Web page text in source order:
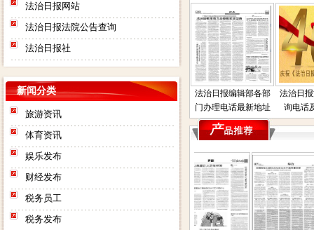
法治日报网站
法治日报法院公告查询
法治日报社
新闻分类
旅游资讯
体育资讯
娱乐发布
财经发布
税务员工
税务发布
法治日报编辑部各部
门办理电话最新地址
法治日
询电话